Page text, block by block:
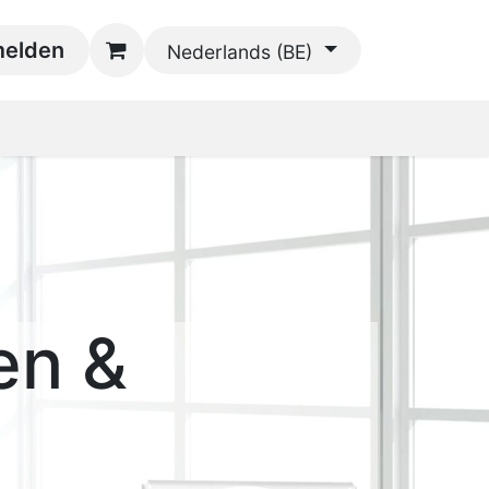
Contact Nederlands (BE)
&